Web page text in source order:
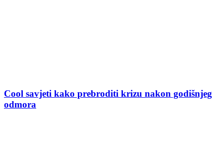
Cool savjeti kako prebroditi krizu nakon godišnjeg
odmora